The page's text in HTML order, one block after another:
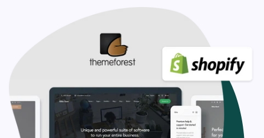
commerce company, hire our expert Shopify experts who
bring exceptional knowledge and expertise in
ThemeForest custom Shopify theme design. Our
experienced Shopify developers have covered you from
making slight tweaks to an existing ThemeForest Shopify
theme to custom Shopify theme development from
scratch or a revamp.?
Our ThemeForest Shopify theme customization services
include:?